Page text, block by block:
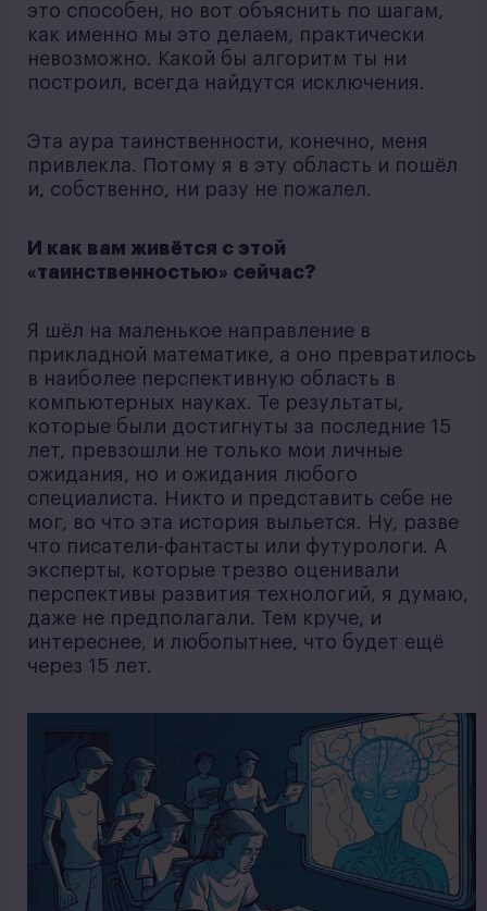
это способен, но вот объяснить по шагам,
как именно мы это делаем, практически
невозможно. Какой бы алгоритм ты ни
построил, всегда найдутся исключения.
Эта аура таинственности, конечно, меня
привлекла. Потому я в эту область и пошёл
и, собственно, ни разу не пожалел.
И как вам живётся с этой
«таинственностью» сейчас?
Я шёл на маленькое направление в
прикладной математике, а оно превратилось
в наиболее перспективную область в
компьютерных науках. Те результаты,
которые были достигнуты за последние 15
лет, превзошли не только мои личные
ожидания, но и ожидания любого
специалиста. Никто и представить себе не
мог, во что эта история выльется. Ну, разве
что писатели-фантасты или футурологи. А
эксперты, которые трезво оценивали
перспективы развития технологий, я думаю,
даже не предполагали. Тем круче, и
интереснее, и любопытнее, что будет ещё
через 15 лет.